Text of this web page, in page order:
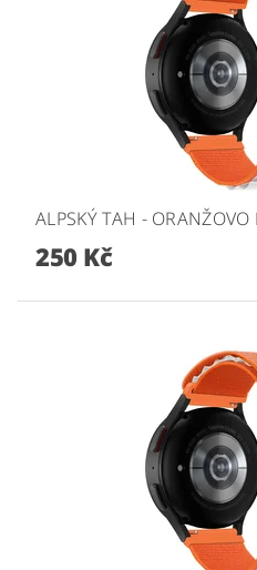
ALPSKÝ TAH -
250 Kč